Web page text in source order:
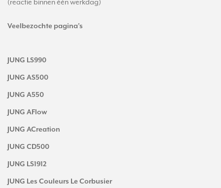
(reactie binnen één werkdag)
Veelbezochte pagina's
JUNG LS990
JUNG AS500
JUNG A550
JUNG AFlow
JUNG ACreation
JUNG CD500
JUNG LS1912
JUNG Les Couleurs Le Corbusier